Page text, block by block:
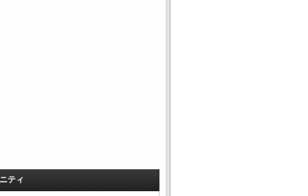
ティ